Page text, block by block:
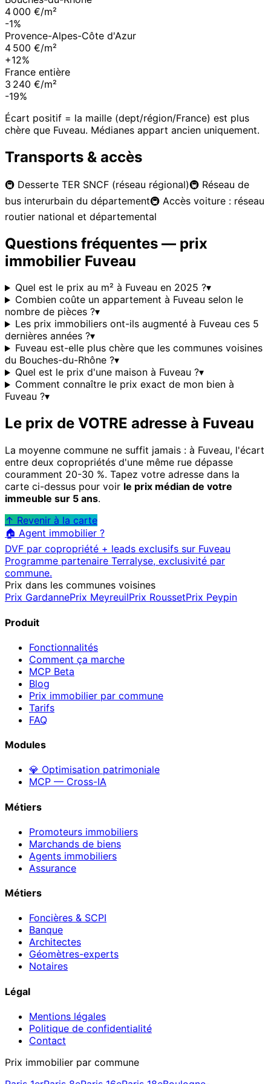
4 000 €/m²
-1%
Provence-Alpes-Côte d'Azur
4 500 €/m²
+12%
France entière
3 240 €/m²
-19%
Écart positif = la maille (dept/région/France) est plus
chère que Fuveau. Médianes appart ancien uniquement.
Transports & accès
🚇 Desserte TER SNCF (réseau régional)🚇 Réseau de
bus interurbain du département🚇 Accès voiture : réseau
routier national et départemental
Questions fréquentes — prix
immobilier Fuveau
Quel est le prix au m² à Fuveau en 2025 ?▾
Combien coûte un appartement à Fuveau selon le
nombre de pièces ?▾
Les prix immobiliers ont-ils augmenté à Fuveau ces 5
dernières années ?▾
Fuveau est-elle plus chère que les communes voisines
du Bouches-du-Rhône ?▾
Quel est le prix d'une maison à Fuveau ?▾
Comment connaître le prix exact de mon bien à
Fuveau ?▾
Le prix de VOTRE adresse à Fuveau
La moyenne commune ne suffit jamais : à Fuveau, l'écart
entre deux copropriétés d'une même rue dépasse
couramment 20-30 %. Tapez votre adresse dans la
carte ci-dessus pour voir le prix médian de votre
immeuble sur 5 ans.
↑ Revenir à la carte
🏠 Agent immobilier ?
DVF par copropriété + leads exclusifs sur Fuveau
Programme partenaire Terralyse, exclusivité par
commune.
Prix dans les communes voisines
Prix GardannePrix MeyreuilPrix RoussetPrix Peypin
Produit
Fonctionnalités
Comment ça marche
MCP Beta
Blog
Prix immobilier par commune
Tarifs
FAQ
Modules
💎 Optimisation patrimoniale
MCP — Cross-IA
Métiers
Promoteurs immobiliers
Marchands de biens
Agents immobiliers
Assurance
Métiers
Foncières & SCPI
Banque
Architectes
Géomètres-experts
Notaires
Légal
Mentions légales
Politique de confidentialité
Contact
Prix immobilier par commune